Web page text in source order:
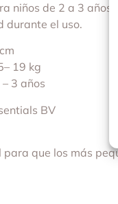
niños de 2 a 3
durante el uso.
19 kg
3 años
BV
para que los más